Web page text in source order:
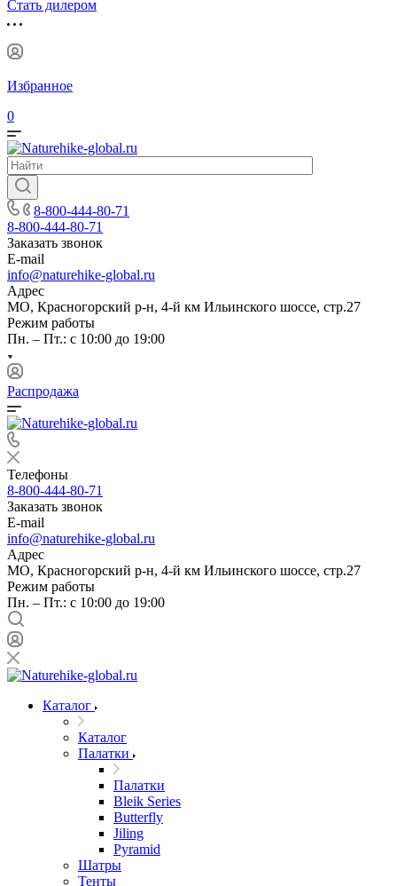
Стать дилером
Избранное
0
8-800-444-80-71
8-800-444-80-71
Заказать звонок
E-mail
info@naturehike-global.ru
Адрес
МО, Красногорский р-н, 4-й км Ильинского шоссе, стр.27
Режим работы
Пн. – Пт.: с 10:00 до 19:00
Распродажа
Телефоны
8-800-444-80-71
Заказать звонок
E-mail
info@naturehike-global.ru
Адрес
МО, Красногорский р-н, 4-й км Ильинского шоссе, стр.27
Режим работы
Пн. – Пт.: с 10:00 до 19:00
Каталог
Каталог
Палатки
Палатки
Bleik Series
Butterfly
Jiling
Pyramid
Шатры
Тенты